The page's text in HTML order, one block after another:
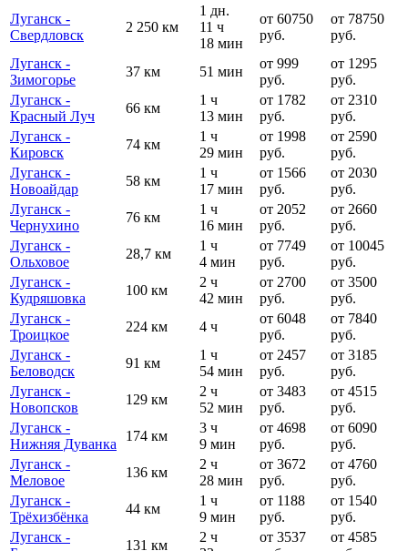
Луганск -
Свердловск
2 250 км
1 дн.
11 ч
18 мин
от 60750
руб.
от 78750
руб.
Луганск -
Зимогорье
37 км 51 мин
от 999
руб.
от 1295
руб.
Луганск -
Красный Луч
66 км
1 ч
13 мин
от 1782
руб.
от 2310
руб.
Луганск -
Кировск
74 км
1 ч
29 мин
от 1998
руб.
от 2590
руб.
Луганск -
Новоайдар
58 км
1 ч
17 мин
от 1566
руб.
от 2030
руб.
Луганск -
Чернухино
76 км
1 ч
16 мин
от 2052
руб.
от 2660
руб.
Луганск -
Ольховое
28,7 км
1 ч
4 мин
от 7749
руб.
от 10045
руб.
Луганск -
Кудряшовка
100 км
2 ч
42 мин
от 2700
руб.
от 3500
руб.
Луганск -
Троицкое
224 км 4 ч
от 6048
руб.
от 7840
руб.
Луганск -
Беловодск
91 км
1 ч
54 мин
от 2457
руб.
от 3185
руб.
Луганск -
Новопсков
129 км
2 ч
52 мин
от 3483
руб.
от 4515
руб.
Луганск -
Нижняя Дуванка
174 км
3 ч
9 мин
от 4698
руб.
от 6090
руб.
Луганск -
Меловое
136 км
2 ч
28 мин
от 3672
руб.
от 4760
руб.
Луганск -
Трёхизбёнка
44 км
1 ч
9 мин
от 1188
руб.
от 1540
руб.
Луганск -
131 км
2 ч
от 3537
от 4585